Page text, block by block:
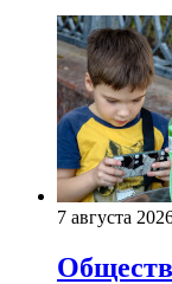
7 августа